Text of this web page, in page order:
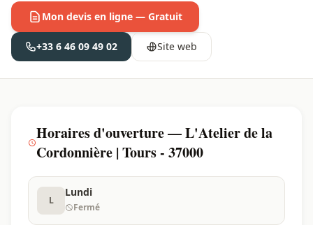
Mon devis en ligne — Gratuit
+33 6 46 09 49 02 Site web
Horaires d'ouverture — L'Atelier de la
Cordonnière | Tours - 37000
L
Lundi
Fermé